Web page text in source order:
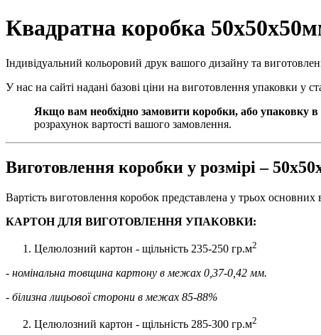
Квадратна коробка
Індивідуальний кольоровий друк вашого дизайну та
У нас на сайті надані базові ціни на виготовлення упаковки у
Якщо вам необхідно замовити коробки, або упаковку в
розрахунок вартості вашого замовлення.
Виготовлення коробки у розмірі –
Вартість виготовлення коробок представлена у трьох основних
КАРТОН ДЛЯ ВИГОТОВЛЕННЯ УПАКОВКИ:
Целюлозний картон - щільність 235-250 гр.м2
- номінальна товщина картону в межах 0,37-0,42 мм.
- білизна лицьової сторони в межах 85-88%
Целюлозний картон - щільність 285-300 гр.м2